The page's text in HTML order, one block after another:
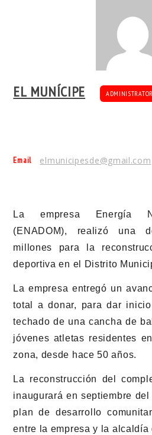
EL MUNÍCIPE ADMINISTRATOR
Email elmunicipesde@gmail.com
La empresa Energía
(ENADOM), realizó una
millones para la
deportiva en el Distrito
La empresa entregó un
total a donar, para dar
techado de una cancha de
jóvenes atletas residentes
zona, desde hace 50 años.
La reconstrucción del
inaugurará en septiembre del
plan de desarrollo
entre la empresa y la alcaldía